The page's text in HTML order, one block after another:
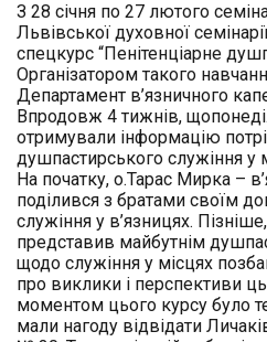
З 28 січня по 27 лютого
Львівської духовної
спецкурс “Пенітенціарне
Організатором такого
Департамент в’язничного
Впродовж 4 тижнів,
отримували інформацію
душпастирського служіння у
На початку, о.Тарас Мирка –
поділився з братами своїм
служіння у в’язницях.
представив майбутнім
щодо служіння у місцях
про виклики і перспективи
моментом цього курсу було
мали нагоду відвідати